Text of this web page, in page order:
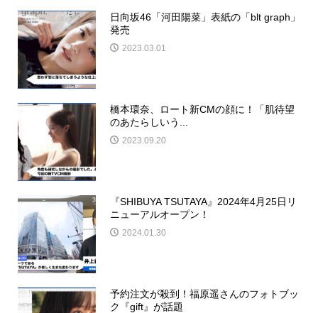
日向坂46「河田陽菜」表紙の「blt graph」
発売
2023.03.01
橋本環奈、ロート新CMの顔に！「肌待望
のあたらしいう...
2023.09.20
『SHIBUYA TSUTAYA』2024年4月25日リ
ニューアルオープン！
2024.01.30
予約注文が殺到！福原遥さんのフォトブッ
ク『gift』が話題